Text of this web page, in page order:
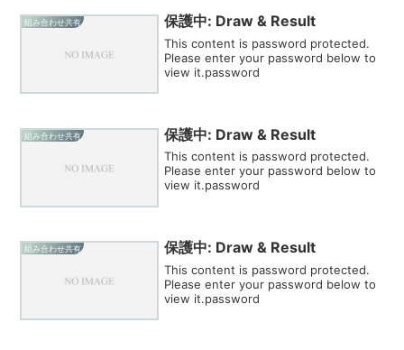
組み合わせ共有 保護中: Draw & Result
This content is password protected.
Please enter your password below to
view it.password
組み合わせ共有 保護中: Draw & Result
This content is password protected.
Please enter your password below to
view it.password
組み合わせ共有 保護中: Draw & Result
This content is password protected.
Please enter your password below to
view it.password